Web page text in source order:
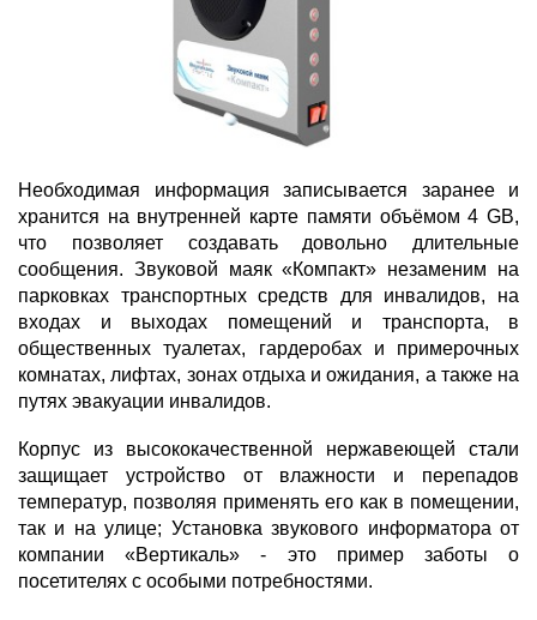
Необходимая информация записывается заранее и
хранится на внутренней карте памяти объёмом 4 GB,
что позволяет создавать довольно длительные
сообщения. Звуковой маяк «Компакт» незаменим на
парковках транспортных средств для инвалидов, на
входах и выходах помещений и транспорта, в
общественных туалетах, гардеробах и примерочных
комнатах, лифтах, зонах отдыха и ожидания, а также на
путях эвакуации инвалидов.
Корпус из высококачественной нержавеющей стали
защищает устройство от влажности и перепадов
температур, позволяя применять его как в помещении,
так и на улице; Установка звукового информатора от
компании «Вертикаль» - это пример заботы о
посетителях с особыми потребностями.